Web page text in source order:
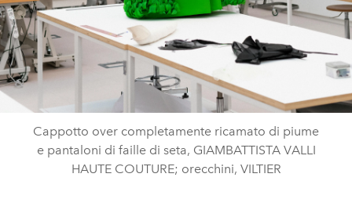
Cappotto over completamente ricamato di piume
e pantaloni di faille di seta, GIAMBATTISTA VALLI
HAUTE COUTURE; orecchini, VILTIER